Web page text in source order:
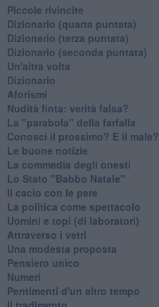
Piccole rivincite
​Dizionario (quarta puntata)
​Dizionario (terza puntata)
​Dizionario (seconda puntata)
Un'altra volta
Dizionario
Aforismi
Nudità finta: verità falsa?
La "parabola" della farfalla
Conosci il prossimo? E il male?
Le buone notizie
La commedia degli onesti
Lo Stato "Babbo Natale"
Il cacio con le pere
La politica come spettacolo
Uomini e topi (di laboratori)
Attraverso i vetri
Una modesta proposta
Pensiero unico
Numeri
Pentimenti d'un altro tempo